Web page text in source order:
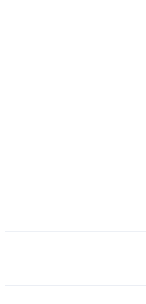
Alimente seus sistemas de IA